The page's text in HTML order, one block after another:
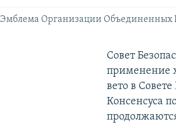
Эмблема Организации Объединенных
Совет
применение
вето в
Консенсуса